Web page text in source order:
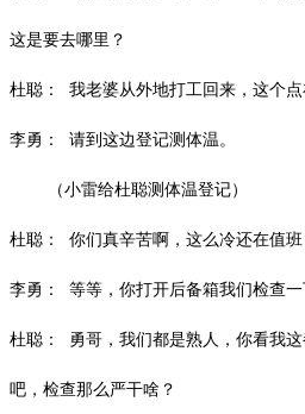
这是要去哪里？
杜聪： 我老婆从外地打工回来，这个
李勇： 请到这边登记测体温。
（小雷给杜聪测体温登记）
杜聪： 你们真辛苦啊，这么冷还在值班
李勇： 等等，你打开后备箱我们检查一
杜聪： 勇哥，我们都是熟人，你看我
吧，检查那么严干啥？